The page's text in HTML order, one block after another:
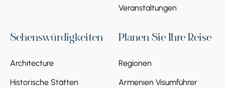
Veranstaltungen
Sehenswürdigkeiten
Architecture
Historische Stätten
Planen Sie Ihre Reise
Regionen
Armenien Visumführer